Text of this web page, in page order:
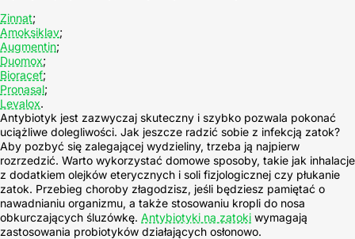
Zinnat;
Amoksiklav;
Augmentin;
Duomox;
Bioracef;
Pronasal;
Levalox.
Antybiotyk jest zazwyczaj skuteczny i szybko pozwala pokonać
uciążliwe dolegliwości. Jak jeszcze radzić sobie z infekcją zatok?
Aby pozbyć się zalegającej wydzieliny, trzeba ją najpierw
rozrzedzić. Warto wykorzystać domowe sposoby, takie jak inhalacje
z dodatkiem olejków eterycznych i soli fizjologicznej czy płukanie
zatok. Przebieg choroby złagodzisz, jeśli będziesz pamiętać o
nawadnianiu organizmu, a także stosowaniu kropli do nosa
obkurczających śluzówkę. Antybiotyki na zatoki wymagają
zastosowania probiotyków działających osłonowo.